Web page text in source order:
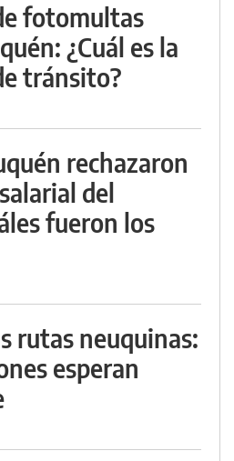
fotomultas
¿Cuál es la
tránsito?
rechazaron
del
fueron los
rutas neuquinas:
esperan